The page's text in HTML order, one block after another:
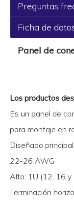
Preguntas
Ficha de
Panel de
Los productos
Es un panel de
para montaje en
Diseñado
22-26 AWG
Alto: 1U (12, 16
Terminación